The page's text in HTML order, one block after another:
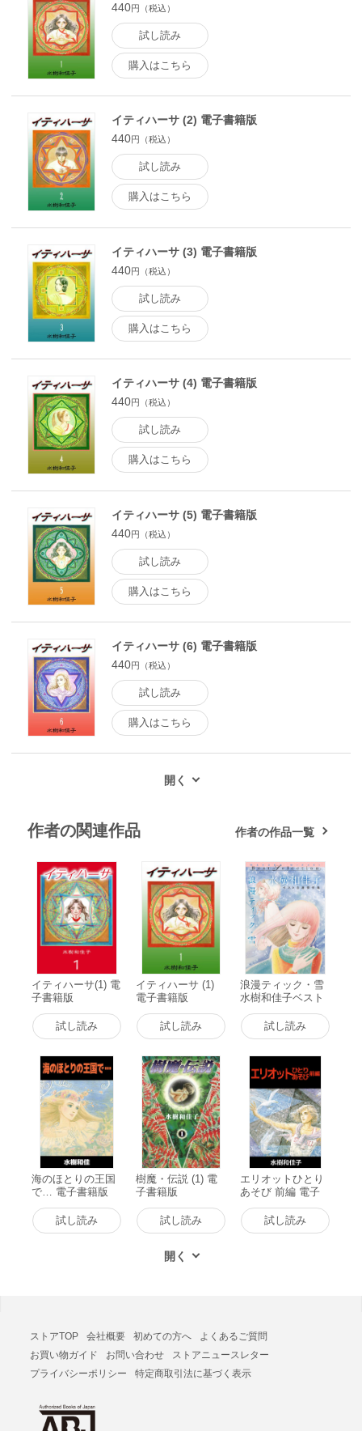
440円（税込）
試し読み
購入はこちら
イティハーサ (2) 電子書籍版
440円（税込）
試し読み
購入はこちら
イティハーサ (3) 電子書籍版
440円（税込）
試し読み
購入はこちら
イティハーサ (4) 電子書籍版
440円（税込）
試し読み
購入はこちら
イティハーサ (5) 電子書籍版
440円（税込）
試し読み
購入はこちら
イティハーサ (6) 電子書籍版
440円（税込）
試し読み
購入はこちら
作者の関連作品 作者の作品一覧
イティハーサ(1) 電
子書籍版
試し読み
イティハーサ (1)
電子書籍版
試し読み
浪漫ティック・雪
水樹和佳子ベスト
自選傑作集 電子書
籍版
試し読み
海のほとりの王国
で… 電子書籍版
試し読み
樹魔・伝説 (1) 電
子書籍版
試し読み
エリオットひとり
あそび 前編 電子
書籍版
試し読み
ストアTOP 会社概要 初めての方へ
よくあるご質問
お買い物ガイド
お問い合わせ
ストアニュースレター
プライバシーポリシー
特定商取引法に基づく表示